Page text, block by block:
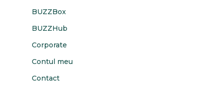
BUZZBox
BUZZHub
Corporate
Contul meu
Contact